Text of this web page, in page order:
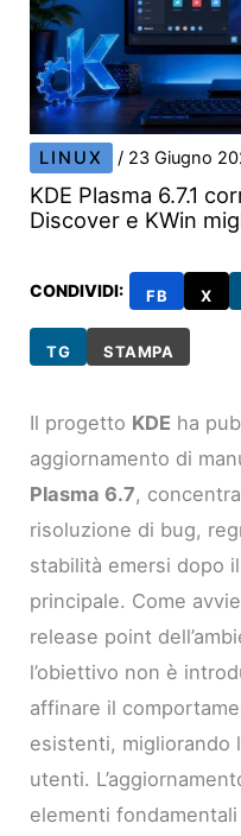
LINUX / 23 Giugno
KDE Plasma 6.7.1
Discover e KWin
CONDIVIDI: FB X
TG STAMPA
Il progetto KDE ha
aggiornamento di
Plasma 6.7,
risoluzione di bug,
stabilità emersi dopo
principale. Come
release point
l’obiettivo non è
affinare il
esistenti, migliorando
utenti.
elementi